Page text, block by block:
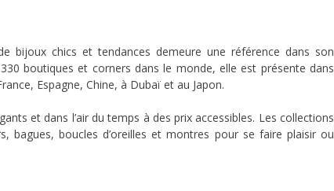
bijoux chics et tendances demeure une référence dans son
boutiques et corners dans le monde, elle est présente dans
Espagne, Chine, à Dubaï et au Japon.
et dans l’air du temps à des prix accessibles. Les collections
bagues, boucles d’oreilles et montres pour se faire plaisir ou